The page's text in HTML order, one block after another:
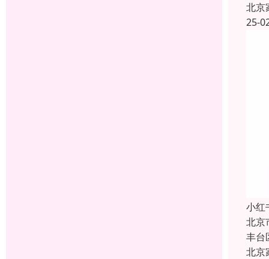
北京
25-
小红
北京
丰台
北京